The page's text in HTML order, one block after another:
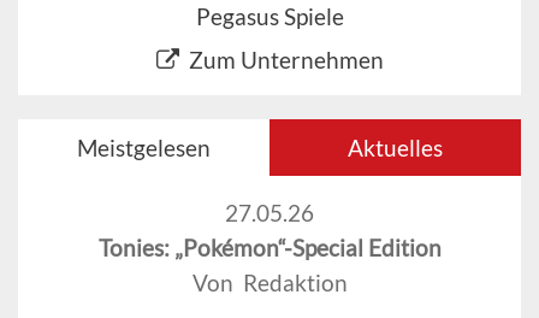
Pegasus Spiele
Zum Unternehmen
Meistgelesen Aktuelles
27.05.26
Tonies: „Pokémon“-Special Edition
Von Redaktion